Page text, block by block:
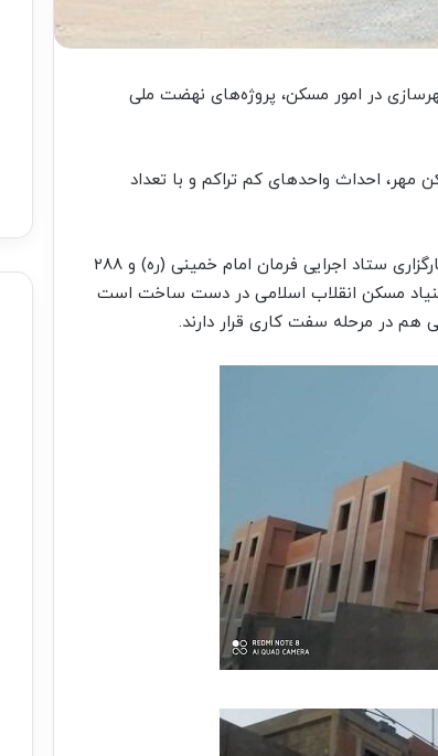
در امور مسکن، پروژه‌های نهضت ملی
احداث واحدهای کم تراکم و با تعداد
به عنوان مثال پروژه ۱۲۸۲ واحدی مهرگان قزوین در دو طبقه با کارگزاری ستاد اجرایی فرمان امام خمینی (ره) و ۲۸۸
قزوین در ۳ طبقه با کارگزاری بنیاد مسکن انقلاب اسلامی در دست ساخت است
در مرحله سفت کاری قرار دارند.